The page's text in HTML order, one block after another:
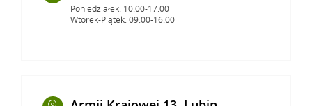
Poniedziałek: 10:00-17:00
Wtorek-Piątek: 09:00-16:00